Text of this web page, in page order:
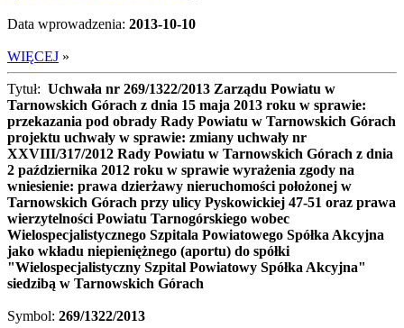
Data wprowadzenia: 2013-10-10
WIĘCEJ »
Tytuł: Uchwała nr 269/1322/2013 Zarządu Powiatu w
Tarnowskich Górach z dnia 15 maja 2013 roku w sprawie:
przekazania pod obrady Rady Powiatu w Tarnowskich Górach
projektu uchwały w sprawie: zmiany uchwały nr
XXVIII/317/2012 Rady Powiatu w Tarnowskich Górach z dnia
2 października 2012 roku w sprawie wyrażenia zgody na
wniesienie: prawa dzierżawy nieruchomości położonej w
Tarnowskich Górach przy ulicy Pyskowickiej 47-51 oraz prawa
wierzytelności Powiatu Tarnogórskiego wobec
Wielospecjalistycznego Szpitala Powiatowego Spółka Akcyjna
jako wkładu niepieniężnego (aportu) do spółki
"Wielospecjalistyczny Szpital Powiatowy Spółka Akcyjna"
siedzibą w Tarnowskich Górach
Symbol: 269/1322/2013